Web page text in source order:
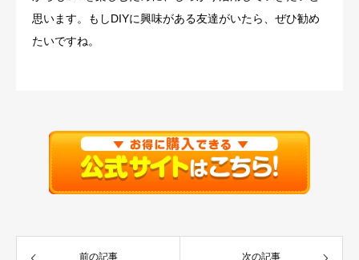
思います。もしDIYに興味がある友達がいたら、ぜひ勧め
たいですね。
前の記事 次の記事